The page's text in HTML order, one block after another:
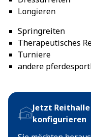
Longieren
Springreiten
Therapeutisches
Turniere
andere
Jetzt
konfigurieren